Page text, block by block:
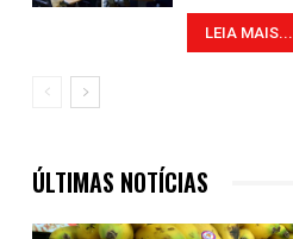
LEIA MAIS...
ÚLTIMAS NOTÍCIAS